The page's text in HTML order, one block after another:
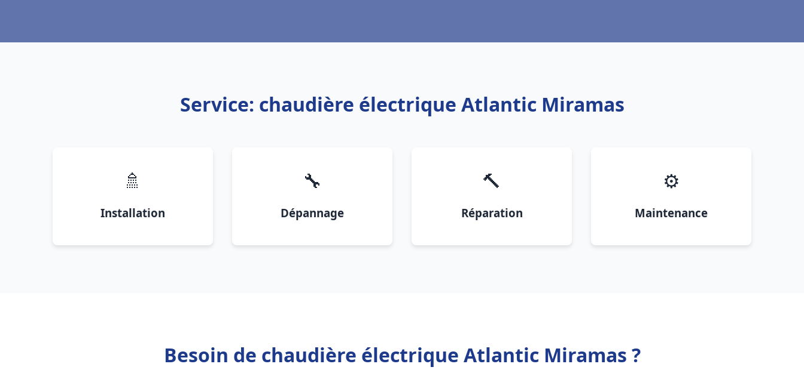
Service: chaudière électrique Atlantic Miramas
🚿
Installation
🔧
Dépannage
🔨
Réparation
⚙️
Maintenance
Besoin de chaudière électrique Atlantic Miramas ?